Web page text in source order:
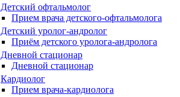
Детский офтальмолог
Прием врача детского-офтальмолога
Детский уролог-андролог
Приём детского уролога-андролога
Дневной стационар
Дневной стационар
Кардиолог
Прием врача-кардиолога